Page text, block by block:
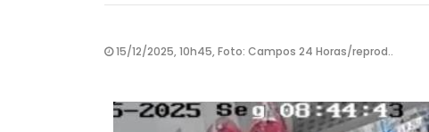
15/12/2025, 10h45, Foto: Campos 24 Horas/reprod..